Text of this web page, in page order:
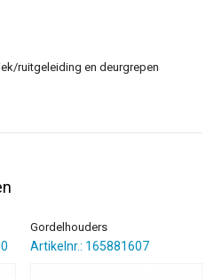
ruitgeleiding en deurgrepen
Gordelhouders
Artikelnr.: 165881607